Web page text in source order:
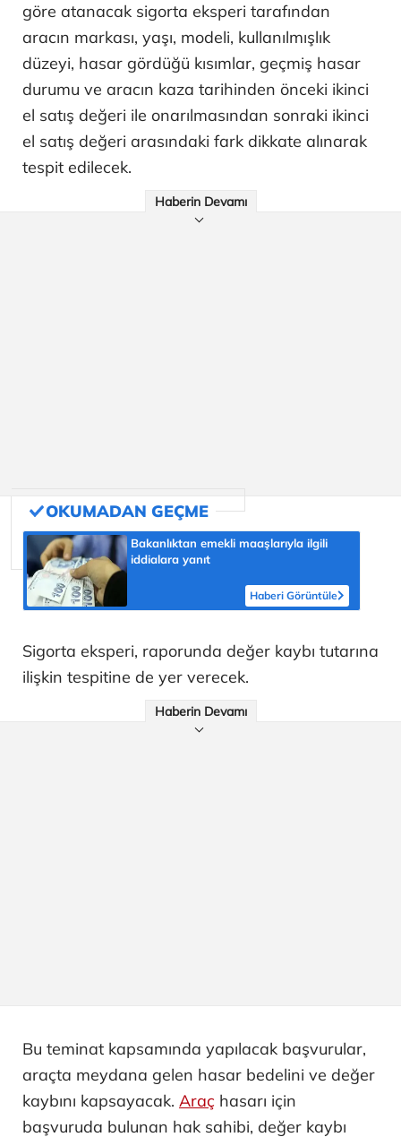
göre atanacak sigorta eksperi tarafından
aracın markası, yaşı, modeli, kullanılmışlık
düzeyi, hasar gördüğü kısımlar, geçmiş hasar
durumu ve aracın kaza tarihinden önceki ikinci
el satış değeri ile onarılmasından sonraki ikinci
el satış değeri arasındaki fark dikkate alınarak
tespit edilecek.
Haberin Devamı
Bakanlıktan emekli maaşlarıyla ilgili
iddialara yanıt
Haberi Görüntüle
Sigorta eksperi, raporunda değer kaybı tutarına
ilişkin tespitine de yer verecek.
Haberin Devamı
Bu teminat kapsamında yapılacak başvurular,
araçta meydana gelen hasar bedelini ve değer
kaybını kapsayacak. Araç hasarı için
başvuruda bulunan hak sahibi, değer kaybı